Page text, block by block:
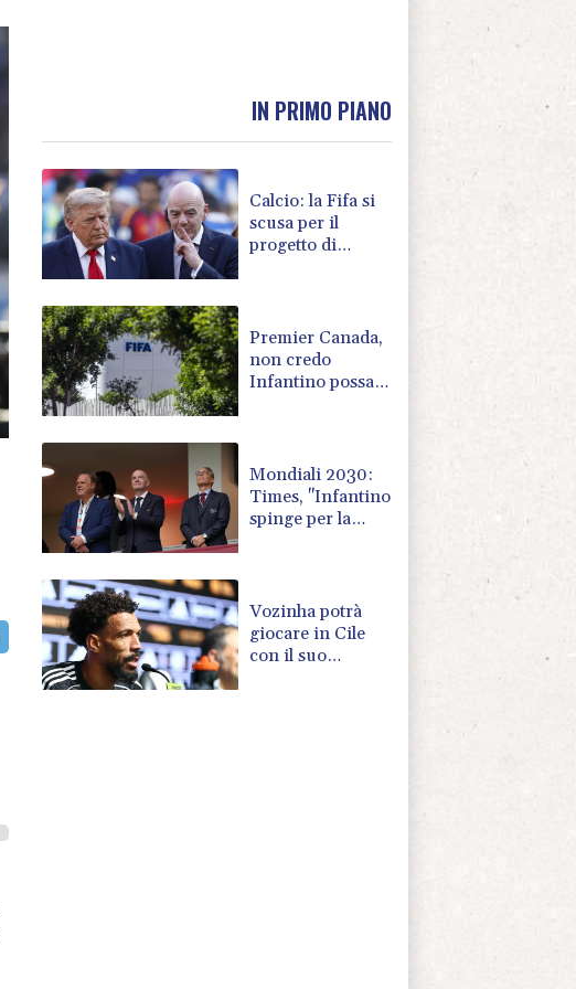
IN PRIMO PIANO
Calcio: la Fifa si
scusa per il
progetto di
Premier Canada,
non credo
Infantino possa
Mondiali 2030:
Times, "Infantino
spinge per la
Vozinha potrà
giocare in Cile
con il suo